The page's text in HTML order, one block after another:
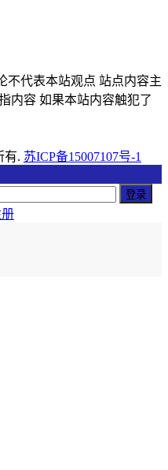
不代表本站观点 站点内容主
内容 如果本站内容触犯了
有. 苏ICP备15007107号-1